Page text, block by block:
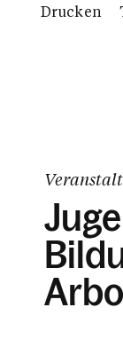
Drucken